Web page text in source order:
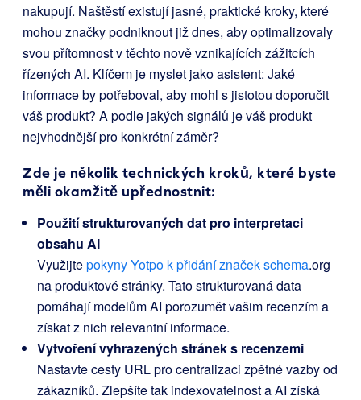
nakupují. Naštěstí existují jasné, praktické kroky, které
mohou značky podniknout již dnes, aby optimalizovaly
svou přítomnost v těchto nově vznikajících zážitcích
řízených AI. Klíčem je myslet jako asistent: Jaké
informace by potřeboval, aby mohl s jistotou doporučit
váš produkt? A podle jakých signálů je váš produkt
nejvhodnější pro konkrétní záměr?
Zde je několik technických kroků, které byste
měli okamžitě upřednostnit:
Použití strukturovaných dat pro interpretaci
obsahu AI
Využijtepokyny Yotpo k přidání značek schema.org
na produktové stránky. Tato strukturovaná data
pomáhají modelům AI porozumět vašim recenzím a
získat z nich relevantní informace.
Vytvoření vyhrazených stránek s recenzemi
Nastavte cesty URL pro centralizaci zpětné vazby od
zákazníků. Zlepšíte tak indexovatelnost a AI získá